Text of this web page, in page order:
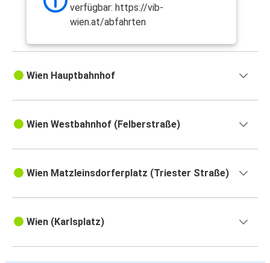
verfügbar: https://vib-
wien.at/abfahrten
Wien Hauptbahnhof
Wien Westbahnhof (Felberstraße)
Wien Matzleinsdorferplatz (Triester Straße)
Wien (Karlsplatz)